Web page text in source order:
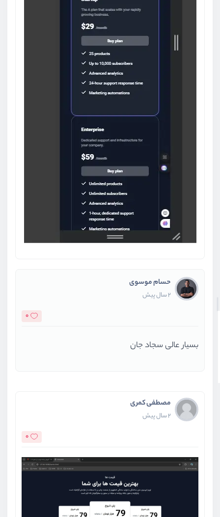
حسام موسوی
2 سال پیش
0
بسیار عالی سجاد جان
مصطفی کمری
2 سال پیش
0